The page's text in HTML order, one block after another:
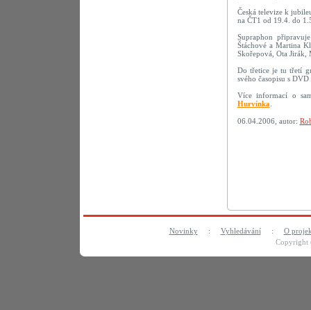
Česká televize k
na ČT1 od 19.4. do
Supraphon
Štáchové a Martina
Skořepová, Ota Jirák,
Do třetice je tu třetí
svého časopisu s
Více informací o
Hurvínka
06.04.2006, autor:
Novinky: Vyhledávání: O
Copyright